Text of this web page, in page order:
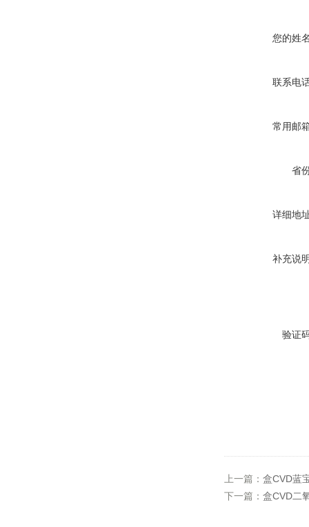
您的姓
联系电
常用邮
省
详细地
补充说
验证
上一篇： 盒CVD蓝
下一篇： 盒CVD二